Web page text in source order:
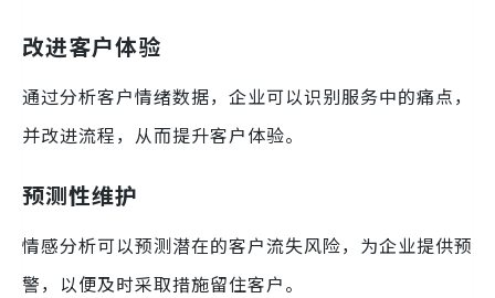
改进客户体验
通过分析客户情绪数据，企业可以识别服务中的痛点，
并改进流程，从而提升客户体验。
预测性维护
情感分析可以预测潜在的客户流失风险，为企业提供预
警，以便及时采取措施留住客户。